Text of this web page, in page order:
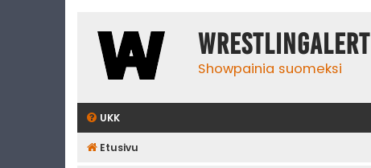
WrestlingAlert
Showpainia suomeksi
UKK
Etusivu